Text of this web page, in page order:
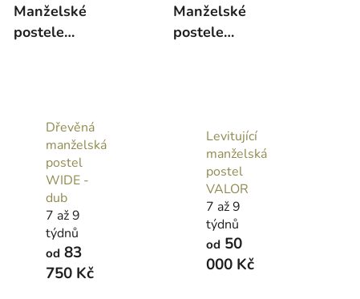
Manželské
postele
Manželské
postele
Dřevěná
manželská
postel
WIDE -
dub
7 až 9
týdnů
od 83
750 Kč
Levitující
manželská
postel
VALOR
7 až 9
týdnů
od50
000 Kč